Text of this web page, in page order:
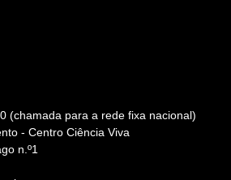
(chamada para a rede fixa nacional)
- Centro Ciência Viva
n.º1